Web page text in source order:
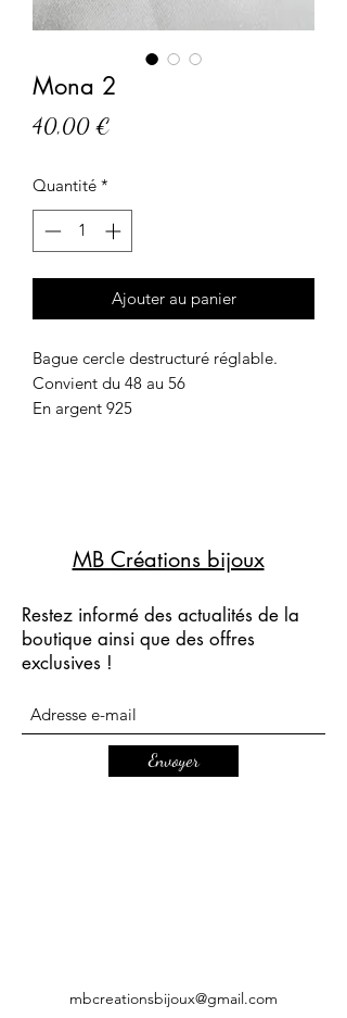
Mona 2
40,00 €
Quantité *
Ajouter au panier
Bague cercle destructuré réglable.
Convient du 48 au 56
En argent 925
MB Créations bijoux
Restez informé des actualités de la
boutique ainsi que des offres
exclusives !
Envoyer
mbcreationsbijoux@gmail.com